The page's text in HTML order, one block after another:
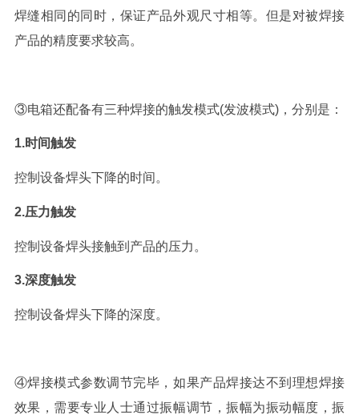
焊缝相同的同时，保证产品外观尺寸相等。但是对被焊接
产品的精度要求较高。
③电箱还配备有三种焊接的触发模式(发波模式)，分别是：
1.时间触发
控制设备焊头下降的时间。
2.压力触发
控制设备焊头接触到产品的压力。
3.深度触发
控制设备焊头下降的深度。
④焊接模式参数调节完毕，如果产品焊接达不到理想焊接
效果，需要专业人士通过振幅调节，振幅为振动幅度，振